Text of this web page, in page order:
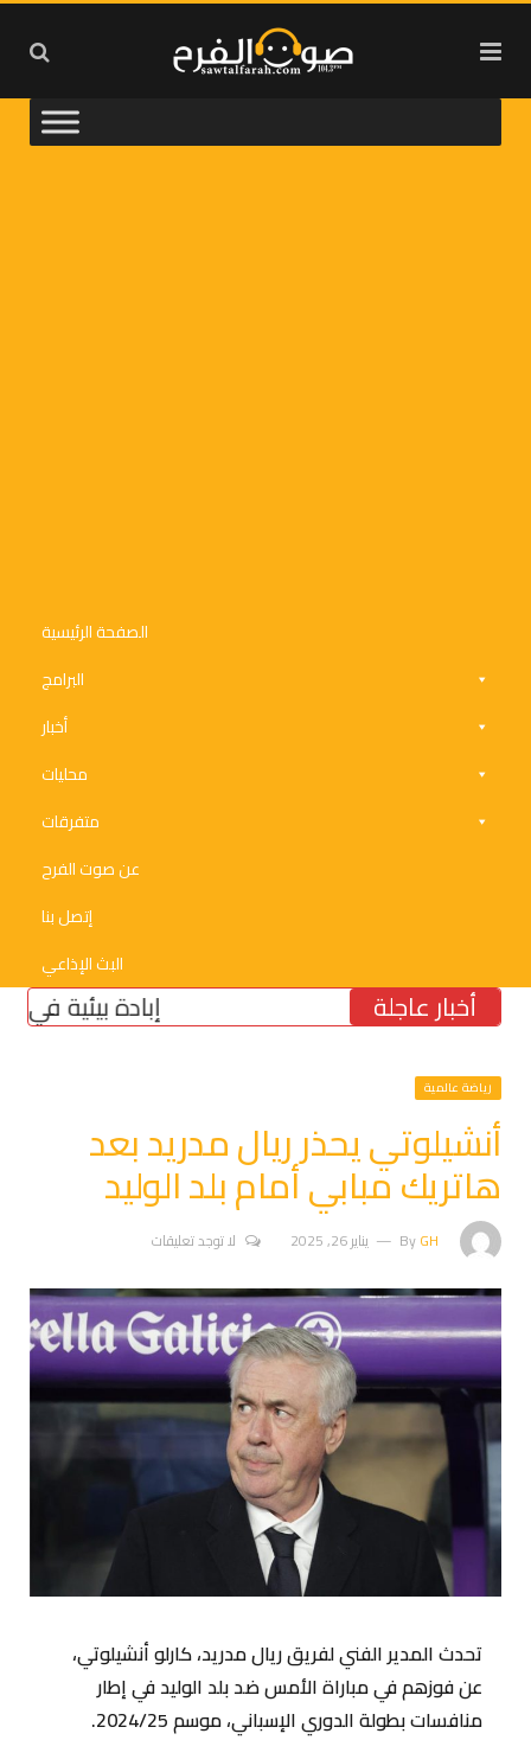
الصفحة الرئيسية
البرامج
أخبار
محليات
متفرقات
عن صوت الفرح
إتصل بنا
البث الإذاعي
أخبار عاجلة إبادة بيئية في
رياضة عالمية
أنشيلوتي يحذر ريال مدريد بعد
هاتريك مبابي أمام بلد الوليد
ByGH يناير 26, 2025 لا توجد تعليقات
تحدث المدير الفني لفريق ريال مدريد، كارلو أنشيلوتي،
عن فوزهم في مباراة الأمس ضد بلد الوليد في إطار
منافسات بطولة الدوري الإسباني، موسم 2024/25.